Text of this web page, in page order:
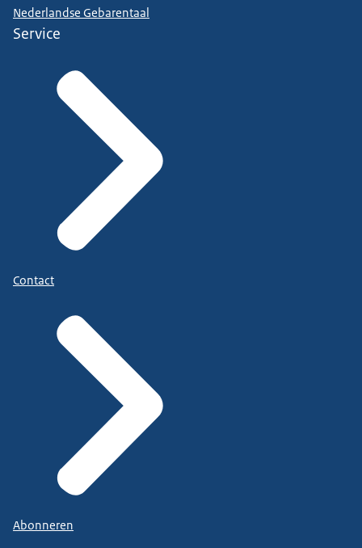
Nederlandse Gebarentaal
Service
Contact
Abonneren